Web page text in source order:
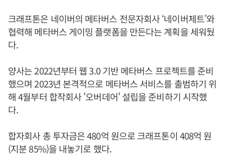
크래프톤은 네이버의 메타버스 전문자회사 ‘네이버제트’와
협력해 메타버스 게이밍 플랫폼을 만든다는 계획을 세워뒀
다.
양사는 2022년부터 웹 3.0 기반 메타버스 프로젝트를 준비
했으며 2023년 본격적으로 메타버스 서비스를 출범하기 위
해 4월부터 합작회사 '오버데어' 설립을 준비하기 시작했
다.
합자회사 총 투자금은 480억 원으로 크래프톤이 408억 원
(지분 85%)을 내놓기로 했다.